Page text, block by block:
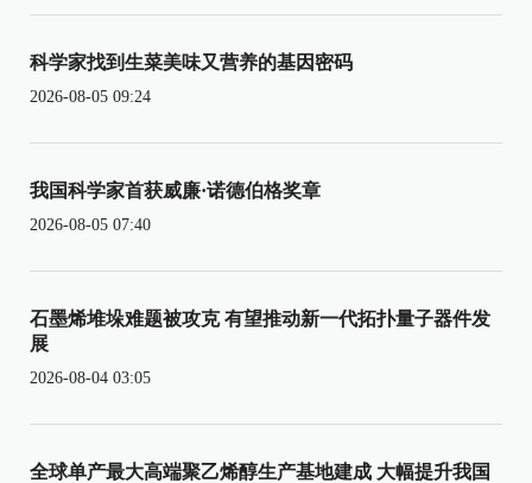
科学家找到生菜美味又营养的基因密码
2026-08-05 09:24
我国科学家首获威廉·诺德伯格奖章
2026-08-05 07:40
石墨烯堆垛难题被攻克 有望推动新一代拓扑量子器件发
展
2026-08-04 03:05
全球单产最大高端聚乙烯醇生产基地建成 大幅提升我国